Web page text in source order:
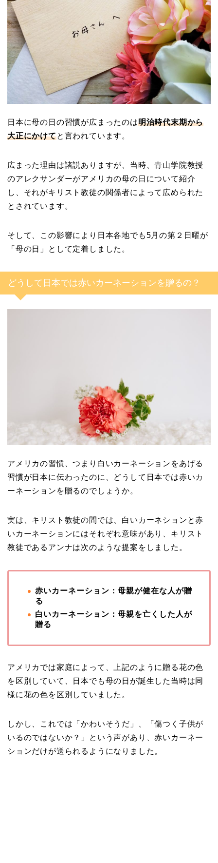
日本に母の日の習慣が広まったのは明治時代末期から
大正にかけてと言われています。
広まった理由は諸説ありますが、当時、青山学院教授
のアレクサンダーがアメリカの母の日について紹介
し、それがキリスト教徒の関係者によって広められた
とされています。
そして、この影響により日本各地でも5月の第２日曜が
「母の日」として定着しました。
どうして日本では赤いカーネーションを贈るの？
アメリカの習慣、つまり白いカーネーションをあげる
習慣が日本に伝わったのに、どうして日本では赤いカ
ーネーションを贈るのでしょうか。
実は、キリスト教徒の間では、白いカーネションと赤
いカーネーションにはそれぞれ意味があり、キリスト
教徒であるアンナは次のような提案をしました。
赤いカーネーション：母親が健在な人が贈
る
白いカーネーション：母親を亡くした人が
贈る
アメリカでは家庭によって、上記のように贈る花の色
を区別していて、日本でも母の日が誕生した当時は同
様に花の色を区別していました。
しかし、これでは「かわいそうだ」、「傷つく子供が
いるのではないか？」という声があり、赤いカーネー
ションだけが送られるようになりました。